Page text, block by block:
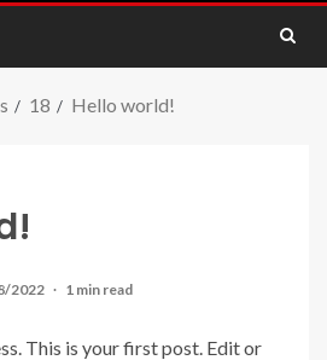
18 Hello world!
2022 1 min read
This is your first post. Edit or